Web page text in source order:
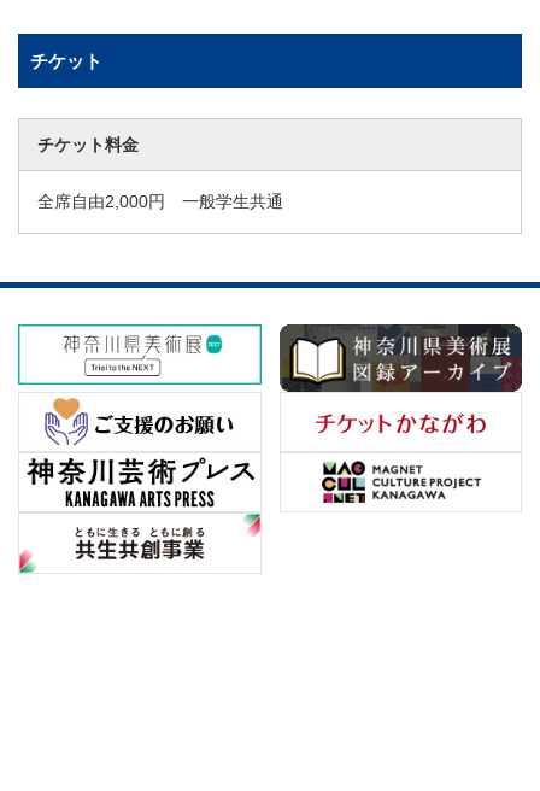
チケット
チケット料金
全席自由2,000円 一般学生共通